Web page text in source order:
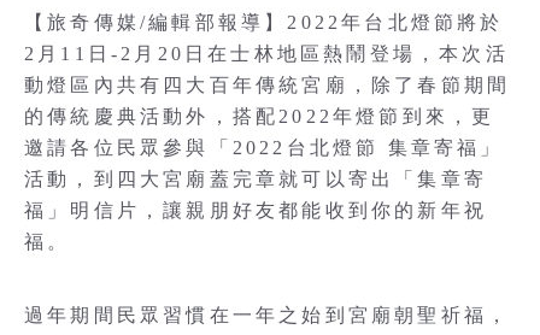
【旅奇傳媒/編輯部報導】2022年台北燈節將於
2月11日-2月20日在士林地區熱鬧登場，本次活
動燈區內共有四大百年傳統宮廟，除了春節期間
的傳統慶典活動外，搭配2022年燈節到來，更
邀請各位民眾參與「2022台北燈節 集章寄福」
活動，到四大宮廟蓋完章就可以寄出「集章寄
福」明信片，讓親朋好友都能收到你的新年祝
福。
過年期間民眾習慣在一年之始到宮廟朝聖祈福，